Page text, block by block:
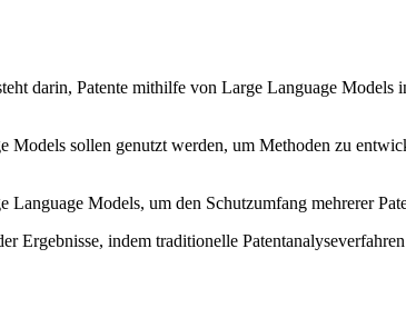
darin, Patente mithilfe von Large Language Models
Models sollen genutzt werden, um Methoden zu
Language Models, um den Schutzumfang mehrerer
Ergebnisse, indem traditionelle